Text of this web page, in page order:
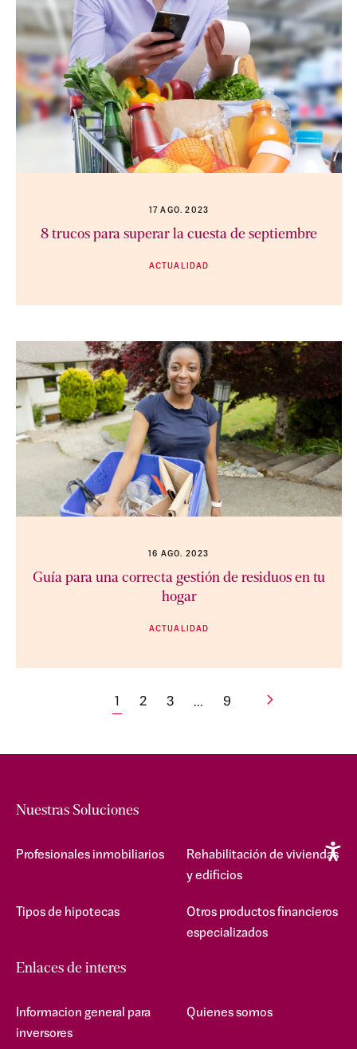
17 AGO. 2023
8 trucos para superar la cuesta de septiembre
ACTUALIDAD
16 AGO. 2023
Guía para una correcta gestión de residuos en tu
hogar
ACTUALIDAD
2 3 ... 9
Nuestras Soluciones
Profesionales inmobiliarios
Rehabilitación de viviendas
y edificios
Tipos de hipotecas
Otros productos financieros
especializados
Enlaces de interes
Informacion general para
inversores
Quienes somos